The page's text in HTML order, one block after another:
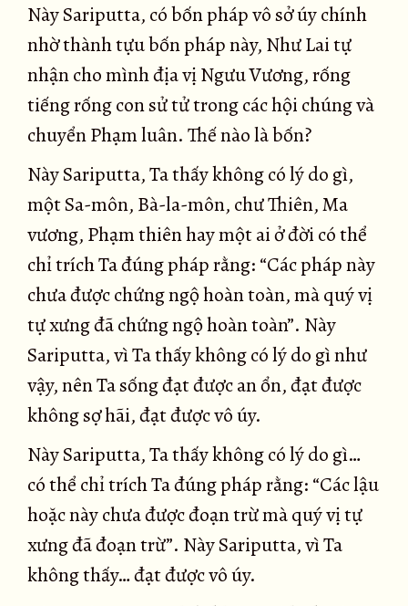
Này Sariputta, có bốn pháp vô sở úy chính
nhờ thành tựu bốn pháp này, Như Lai tự
nhận cho mình địa vị Ngưu Vương, rống
tiếng rống con sử tử trong các hội chúng và
chuyển Phạm luân. Thế nào là bốn?
Này Sariputta, Ta thấy không có lý do gì,
một Sa-môn, Bà-la-môn, chư Thiên, Ma
vương, Phạm thiên hay một ai ở đời có thể
chỉ trích Ta đúng pháp rằng: “Các pháp này
chưa được chứng ngộ hoàn toàn, mà quý vị
tự xưng đã chứng ngộ hoàn toàn”. Này
Sariputta, vì Ta thấy không có lý do gì như
vậy, nên Ta sống đạt được an ổn, đạt được
không sợ hãi, đạt được vô úy.
Này Sariputta, Ta thấy không có lý do gì…
có thể chỉ trích Ta đúng pháp rằng: “Các lậu
hoặc này chưa được đoạn trừ mà quý vị tự
xưng đã đoạn trừ”. Này Sariputta, vì Ta
không thấy… đạt được vô úy.